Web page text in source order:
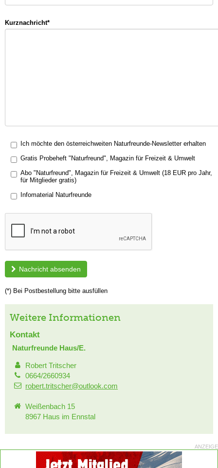
Kurznachricht*
Ich möchte den österreichweiten Naturfreunde-Newsletter erhalten
Gratis Probeheft "Naturfreund", Magazin für Freizeit & Umwelt
Abo "Naturfreund", Magazin für Freizeit & Umwelt (18 EUR pro Jahr,
für Mitglieder gratis)
Infomaterial Naturfreunde
Nachricht absenden
(*) Bei Postbestellung bitte ausfüllen
Weitere Informationen
Kontakt
Naturfreunde Haus/E.
Robert Tritscher
0664/2660934
robert.tritscher@outlook.com
Weißenbach 15
8967 Haus im Ennstal
ANZEIGE